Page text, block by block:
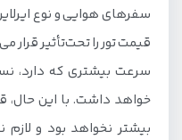
سفرهای هوایی و نوع
قیمت تور را تحت‌تأثیر
سرعت بیشتری که دارد،
خواهد داشت. با این
بیشتر نخواهد بود و